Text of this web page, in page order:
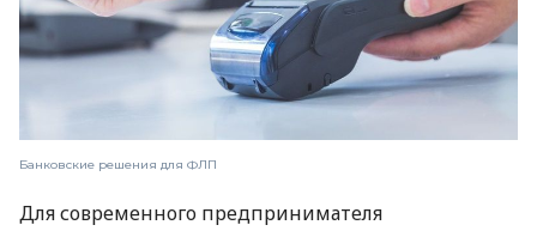
Банковские решения для ФЛП
Для современного предпринимателя